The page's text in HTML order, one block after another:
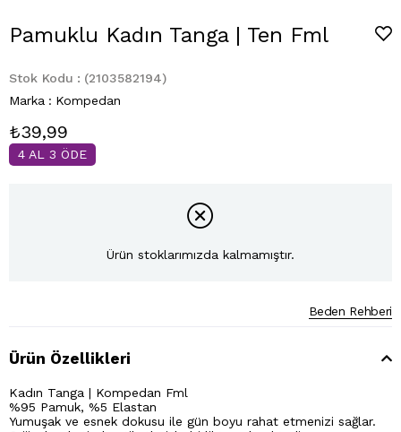
Pamuklu Kadın Tanga | Ten Fml
Stok Kodu
(2103582194)
Marka : Kompedan
₺39,99
4 AL 3 ÖDE
Ürün stoklarımızda kalmamıştır.
Beden Rehberi
Ürün Özellikleri
Kadın Tanga | Kompedan Fml
%95 Pamuk, %5 Elastan
Yumuşak ve esnek dokusu ile gün boyu rahat etmenizi sağlar.